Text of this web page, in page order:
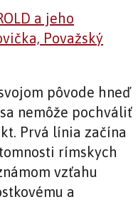
pôvode hneď
nemôže pochváliť
Prvá línia začína
rímskych
vzťahu
a